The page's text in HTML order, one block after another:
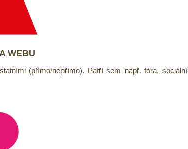
WEBU
(přímo/nepřímo). Patří sem např. fóra, sociální